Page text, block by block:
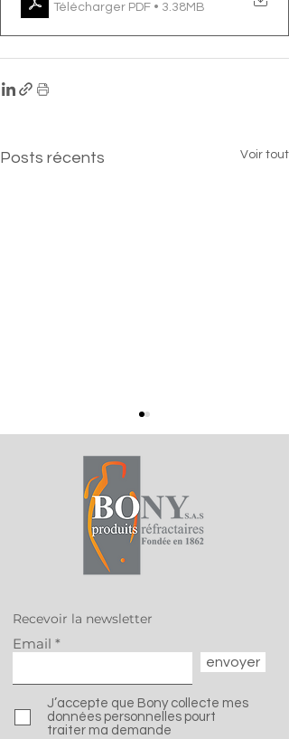
Télécharger PDF • 3.38MB
Posts récents Voir tout
La Supply Chain, un
levier stratégique
Recevoir la newsletter
Email
envoyer
J’accepte que Bony collecte mes
données personnelles pourt
traiter ma demande